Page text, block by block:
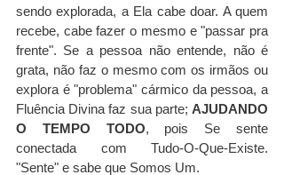
sendo explorada, a Ela cabe doar. A quem
recebe, cabe fazer o mesmo e "passar pra
frente". Se a pessoa não entende, não é
grata, não faz o mesmo com os irmãos ou
explora é "problema" cármico da pessoa, a
Fluência Divina faz sua parte; AJUDANDO
O TEMPO TODO, pois Se sente
conectada com Tudo-O-Que-Existe.
"Sente" e sabe que Somos Um.